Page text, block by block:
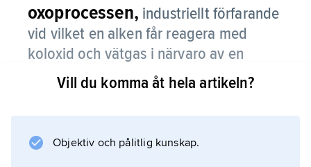
oxoprocessen, industriellt förfarande
vid vilket en alken får reagera med
koloxid och vätgas i närvaro av en
koboltkatalysator under bildning av
aldehyd (hydroformylering).
och isobutyraldehyd. Högre selektivitet för
Vill du komma åt hela artikeln?
Objektiv och pålitlig kunskap.